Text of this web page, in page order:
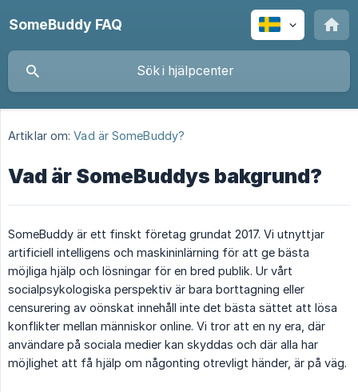
SomeBuddy FAQ
Artiklar om: Vad är SomeBuddy?
Vad är SomeBuddys bakgrund?
SomeBuddy är ett finskt företag grundat 2017. Vi utnyttjar
artificiell intelligens och maskininlärning för att ge bästa
möjliga hjälp och lösningar för en bred publik. Ur vårt
socialpsykologiska perspektiv är bara borttagning eller
censurering av oönskat innehåll inte det bästa sättet att lösa
konflikter mellan människor online. Vi tror att en ny era, där
användare på sociala medier kan skyddas och där alla har
möjlighet att få hjälp om någonting otrevligt händer, är på väg.